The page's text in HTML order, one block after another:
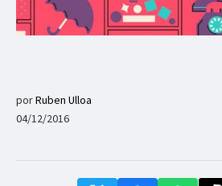
porRuben Ulloa
04/12/2016